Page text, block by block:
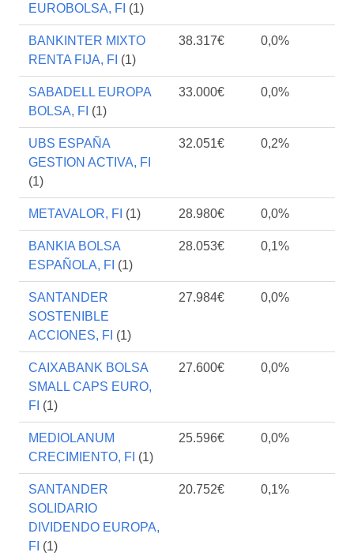
EUROBOLSA, FI (1)
BANKINTER MIXTO
RENTA FIJA, FI (1)
38.317€ 0,0%
SABADELL EUROPA
BOLSA, FI (1)
33.000€ 0,0%
UBS ESPAÑA
GESTION ACTIVA, FI
(1)
32.051€ 0,2%
METAVALOR, FI (1) 28.980€ 0,0%
BANKIA BOLSA
ESPAÑOLA, FI (1)
28.053€ 0,1%
SANTANDER
SOSTENIBLE
ACCIONES, FI (1)
27.984€ 0,0%
CAIXABANK BOLSA
SMALL CAPS EURO,
FI (1)
27.600€ 0,0%
MEDIOLANUM
CRECIMIENTO, FI (1)
25.596€ 0,0%
SANTANDER
SOLIDARIO
DIVIDENDO EUROPA,
FI (1)
20.752€ 0,1%